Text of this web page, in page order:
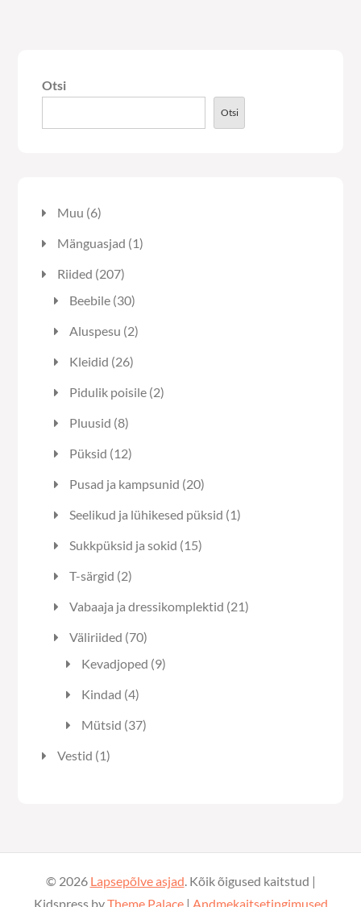
Otsi
Otsi
Muu 66
toodet
Mänguasjad 11
Riided 207207
toodet
Beebile 3030
Aluspesu 22
Kleidid 2626
toodet
Pidulik poisile 22
Pluusid 88
Püksid 1212
Pusad ja kampsunid 2020
toodet
Seelikud ja lühikesed püksid 11
Sukkpüksid ja sokid 1515
T-särgid 22
Vabaaja ja dressikomplektid 2121
Väliriided 7070
toodet
Kevadjoped 99
Kindad 44
Mütsid 3737
Vestid 11
© 2026 Lapsepõlve asjad. Kõik õigused kaitstud |
Kidspress byTheme Palace| Andmekaitsetingimused